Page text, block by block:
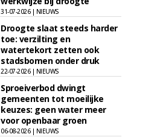
31-07-2026 | NIEUWS
Droogte slaat steeds harder
toe: verzilting en
watertekort zetten ook
stadsbomen onder druk
22-07-2026 | NIEUWS
Sproeiverbod dwingt
gemeenten tot moeilijke
keuzes: geen water meer
voor openbaar groen
06-08-2026 | NIEUWS